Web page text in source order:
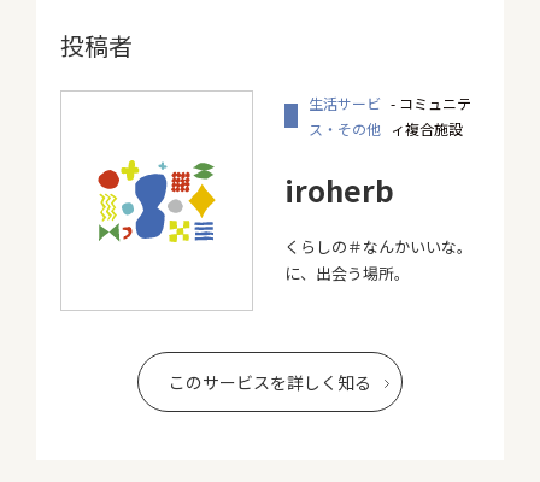
投稿者
iroherb
生活サービ
ス・その他
- コミュニテ
ィ複合施設
くらしの＃なんかいいな。
に、出会う場所。
このサービスを詳しく知る